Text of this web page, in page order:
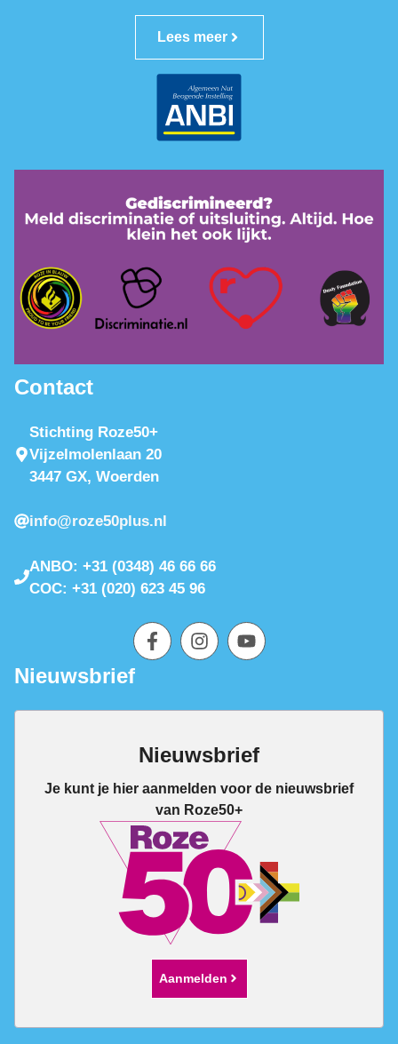
Lees meer
Contact
Stichting Roze50+
Vijzelmolenlaan 20
3447 GX, Woerden
info@roze50plus.nl
ANBO: +31 (0348) 46 66 66
COC: +31 (020) 623 45 96
Nieuwsbrief
Nieuwsbrief
Je kunt je hier aanmelden voor de nieuwsbrief
van Roze50+
Aanmelden